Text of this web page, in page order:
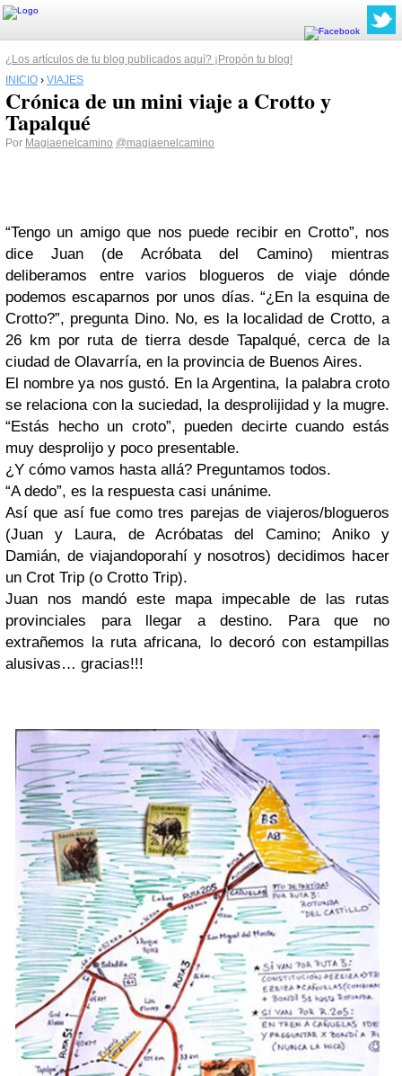
¿Los artículos de tu blog publicados aquí? ¡Propón tu blog!
INICIO › VIAJES
Crónica de un mini viaje a Crotto y
Tapalqué
Por Magiaenelcamino @magiaenelcamino
“Tengo un amigo que nos puede recibir en Crotto”, nos
dice Juan (de Acróbata del Camino) mientras
deliberamos entre varios blogueros de viaje dónde
podemos escaparnos por unos días. “¿En la esquina de
Crotto?”, pregunta Dino. No, es la localidad de Crotto, a
26 km por ruta de tierra desde Tapalqué, cerca de la
ciudad de Olavarría, en la provincia de Buenos Aires.
El nombre ya nos gustó. En la Argentina, la palabra croto
se relaciona con la suciedad, la desprolijidad y la mugre.
“Estás hecho un croto”, pueden decirte cuando estás
muy desprolijo y poco presentable.
¿Y cómo vamos hasta allá? Preguntamos todos.
“A dedo”, es la respuesta casi unánime.
Así que así fue como tres parejas de viajeros/blogueros
(Juan y Laura, de Acróbatas del Camino; Aniko y
Damián, de viajandoporahí y nosotros) decidimos hacer
un Crot Trip (o Crotto Trip).
Juan nos mandó este mapa impecable de las rutas
provinciales para llegar a destino. Para que no
extrañemos la ruta africana, lo decoró con estampillas
alusivas… gracias!!!